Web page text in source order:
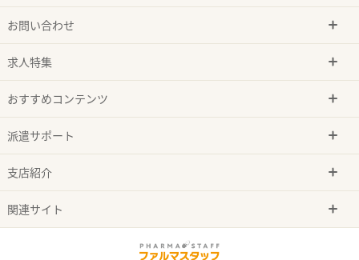
お問い合わせ
求人特集
おすすめコンテンツ
派遣サポート
支店紹介
関連サイト